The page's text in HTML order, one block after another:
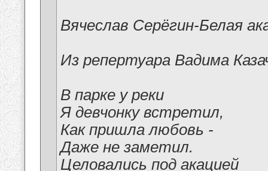
Вячеслав Серёгин-Белая
Из репертуара Вадима
В парке у реки
Я девчонку встретил,
Как пришла любовь -
Даже не заметил.
Целовались под акацией